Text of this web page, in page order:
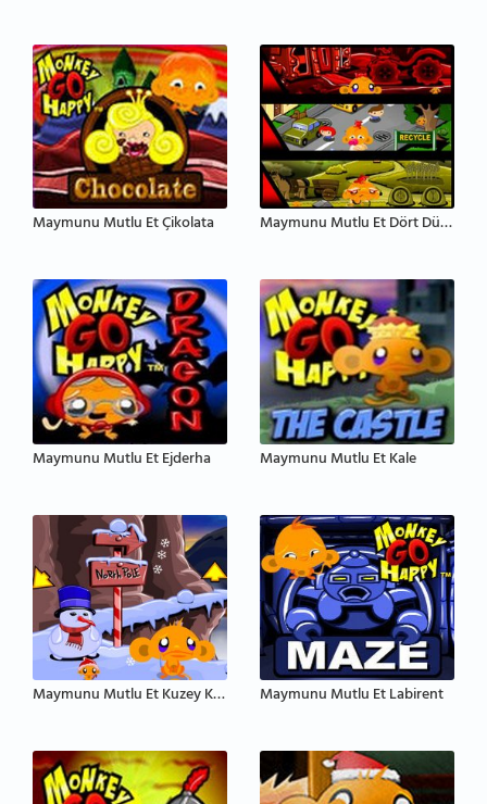
Maymunu Mutlu Et Çikolata Maymunu Mutlu Et Dört Dünya
Maymunu Mutlu Et Ejderha Maymunu Mutlu Et Kale
Maymunu Mutlu Et Kuzey Kutbu Maymunu Mutlu Et Labirent